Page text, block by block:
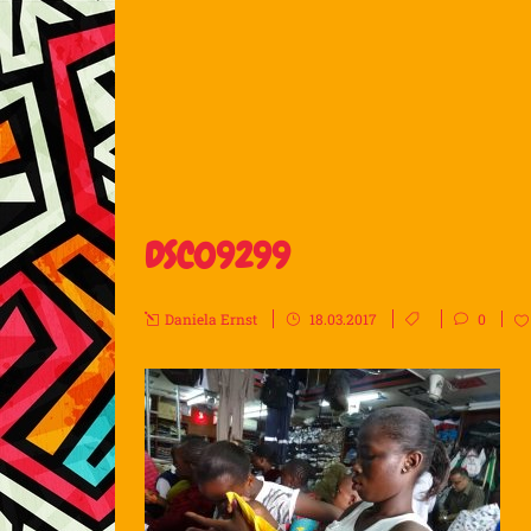
DSC09299
Daniela Ernst 18.03.2017 0